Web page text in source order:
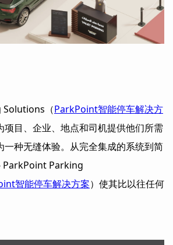
（ParkPoint智能停车解决方
项目、企业、地点和司机提供他们所需
一种无缝体验。从完全集成的系统到简
ParkPoint Parking
智能停车解决方案）使其比以往任何